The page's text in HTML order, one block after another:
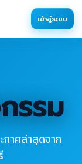
เข้าสู่ระบบ
รรม
กาศล่าสุดจาก